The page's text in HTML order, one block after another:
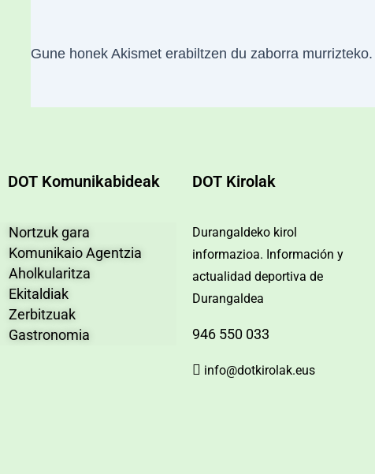
Gune honek Akismet erabiltzen du zaborra murrizteko.
DOT Komunikabideak
Nortzuk gara
Komunikaio Agentzia
Aholkularitza
Ekitaldiak
Zerbitzuak
Gastronomia
DOT Kirolak
Durangaldeko kirol
informazioa. Información y
actualidad deportiva de
Durangaldea
946 550 033
info@dotkirolak.eus